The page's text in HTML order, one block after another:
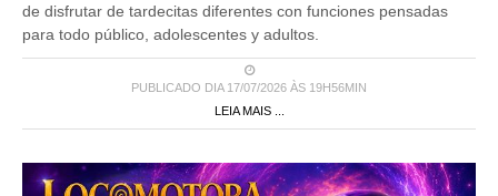
para todo público, adolescentes y adultos.
PUBLICADO DIA 17/07/2026 ÀS 19H56MIN
LEIA MAIS ...